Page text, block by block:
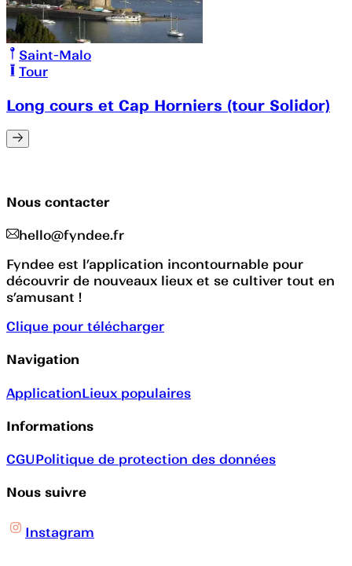
Saint-Malo
Tour
Long cours et Cap Horniers (tour Solidor)
Nous contacter
hello@fyndee.fr
Fyndee est l’application incontournable pour
découvrir de nouveaux lieux et se cultiver tout en
s’amusant !
Clique pour télécharger
Navigation
ApplicationLieux populaires
Informations
CGUPolitique de protection des données
Nous suivre
Instagram